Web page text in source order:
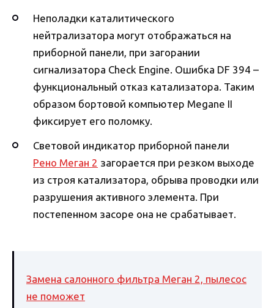
Неполадки каталитического
нейтрализатора могут отображаться на
приборной панели, при загорании
сигнализатора Check Engine. Ошибка DF 394 –
функциональный отказ катализатора. Таким
образом бортовой компьютер Megane II
фиксирует его поломку.
Световой индикатор приборной панели
Рено Меган 2 загорается при резком выходе
из строя катализатора, обрыва проводки или
разрушения активного элемента. При
постепенном засоре она не срабатывает.
Замена салонного фильтра Меган 2, пылесос
не поможет